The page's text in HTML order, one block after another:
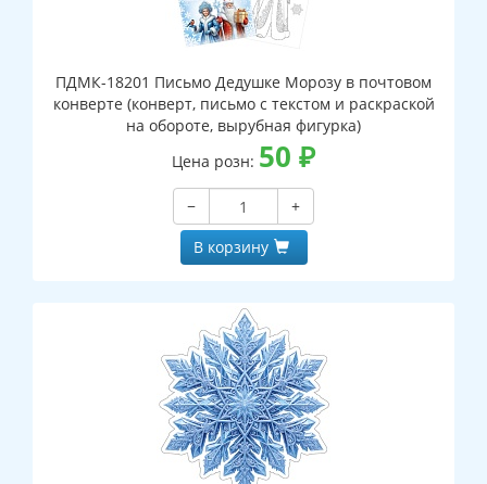
ПДМК-18201 Письмо Дедушке Морозу в почтовом
конверте (конверт, письмо с текстом и раскраской
на обороте, вырубная фигурка)
Цена розн: 50 ₽
−
+
В корзину